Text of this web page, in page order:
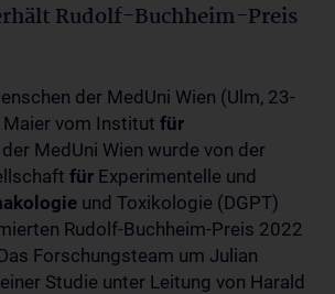
Rudolf-Buchheim-Preis
der MedUni Wien (Ulm, 23-
vom Institut für
der MedUni Wien wurde von der
für Experimentelle und
und Toxikologie (DGPT)
Rudolf-Buchheim-Preis 2022
Forschungsteam um Julian
Studie unter Leitung von Harald